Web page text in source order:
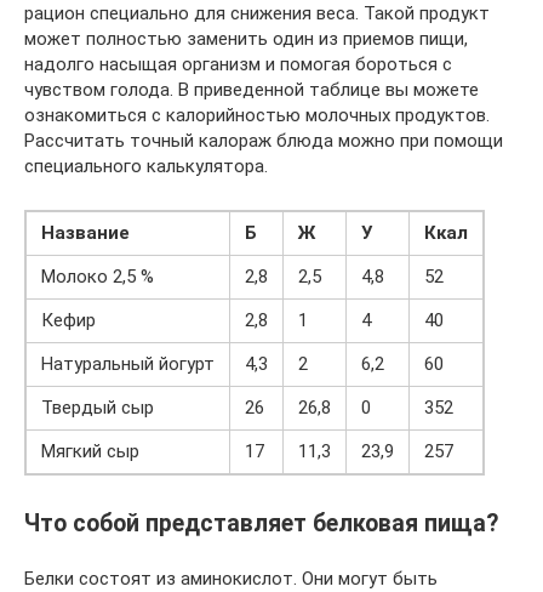
рацион специально для снижения веса. Такой продукт
может полностью заменить один из приемов пищи,
надолго насыщая организм и помогая бороться с
чувством голода. В приведенной таблице вы можете
ознакомиться с калорийностью молочных продуктов.
Рассчитать точный калораж блюда можно при помощи
специального калькулятора.
Название Б Ж У
Ккал
Молоко 2,5 %
2,8 2,5 4,8
52
Кефир
2,8 1 4
40
Натуральный йогурт
4,3 2 6,2
60
Твердый сыр
26 26,8 0
352
Мягкий сыр
17 11,3 23,9 257
Что собой представляет белковая пища?
Белки состоят из аминокислот. Они могут быть